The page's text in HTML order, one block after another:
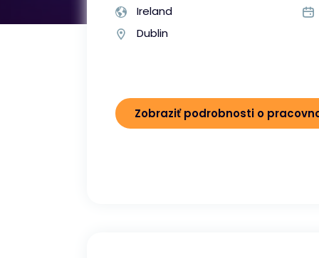
Ireland
Dublin
Zobraziť podrobnosti o